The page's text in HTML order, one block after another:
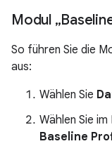
Modul
So führen Sie die
aus:
Wählen Sie
Wählen Sie
Baseline